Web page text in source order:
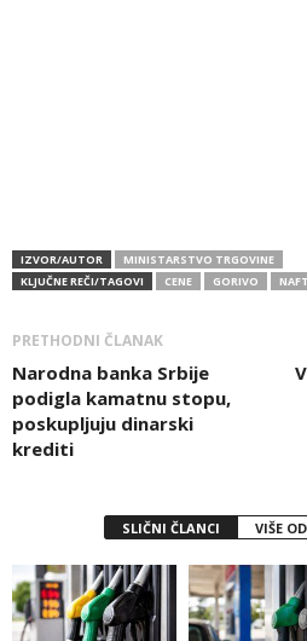
IZVOR/AUTOR
MINISTARSTVO TRGOVINE
KLJUČNE REČI/TAGOVI
CENE GORIVO
PRETHODNI ČLANAK
Narodna banka Srbije
podigla kamatnu stopu,
poskupljuju dinarski
krediti
SLIČNI ČLANCI VIŠE